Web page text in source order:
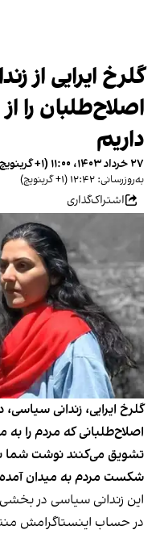
گلرخ ایرایی از
اصلاح‌طلبان را
داریم
۲۷ خرداد ۱۴۰۳، ۱۱:۰۰ (‎+۱ گرینویچ)
به‌روزرسانی: ۱۲:۴۲ (‎+۱ گرینویچ)
اشتراک‌گذاری
گلرخ ایرایی، زندانی
اصلاح‌طلبانی که مردم را
تشویق می‌کنند نوشت شما نه
شکست مردم به میدان
این زندانی سیاسی در
در حساب اینستاگرامش